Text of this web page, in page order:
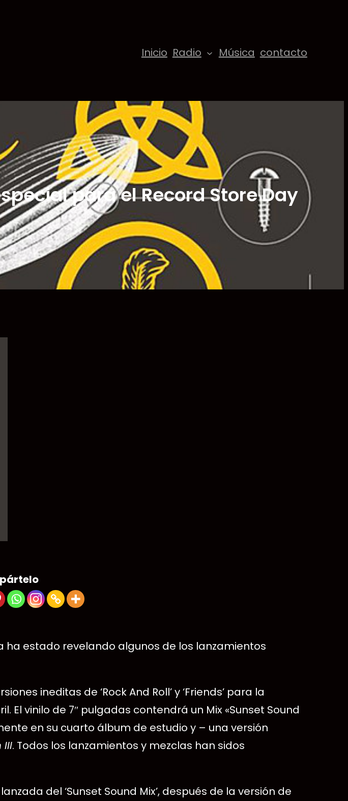
Inicio Radio Música contacto
para el Record Store Day
ha estado revelando algunos de los lanzamientos
ineditas de ‘Rock And Roll’ y ‘Friends’ para la
El vinilo de 7″ pulgadas contendrá un Mix «Sunset Sound
en su cuarto álbum de estudio y – una versión
III. Todos los lanzamientos y mezclas han sidos
del ‘Sunset Sound Mix’, después de la versión de